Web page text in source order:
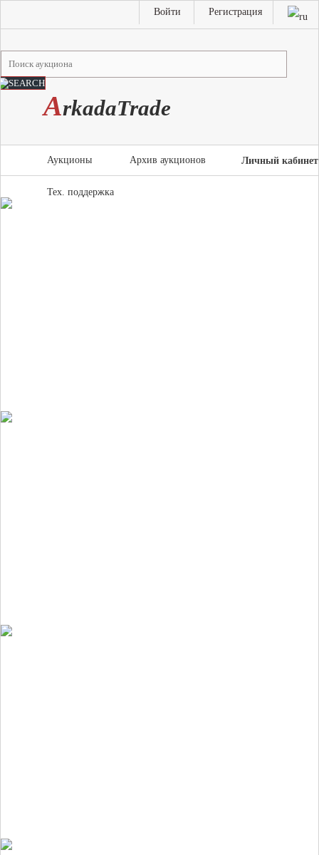
Войти Регистрация
ArkadaTrade
Личный кабинет
Аукционы Архив аукционов
Тех. поддержка